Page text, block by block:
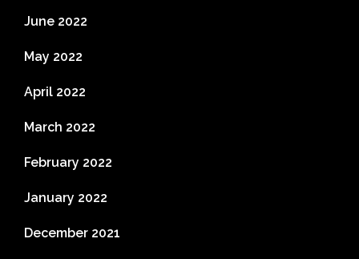
June 2022
May 2022
April 2022
March 2022
February 2022
January 2022
December 2021